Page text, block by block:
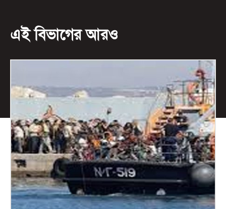
এই বিভাগের আরও